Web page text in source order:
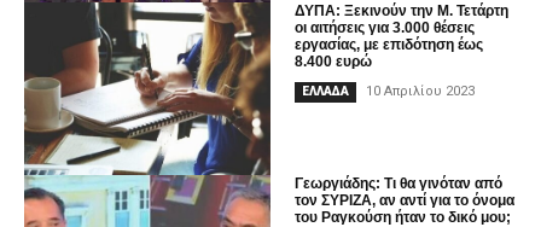
ΔΥΠΑ: Ξεκινούν την Μ. Τετάρτη
οι αιτήσεις για 3.000 θέσεις
εργασίας, με επιδότηση έως
8.400 ευρώ
ΕΛΛΑΔΑ 10 Απριλίου 2023
Γεωργιάδης: Τι θα γινόταν από
τον ΣΥΡΙΖΑ, αν αντί για το όνομα
του Ραγκούση ήταν το δικό μου;